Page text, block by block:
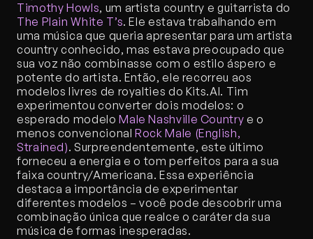
Timothy Howls
The Plain White T’s. Ele estava trabalhando em
uma música que queria apresentar para um artista
country conhecido, mas estava preocupado que
sua voz não combinasse com o estilo áspero e
potente do artista. Então, ele recorreu aos
modelos livres de royalties do Kits.AI. Tim
experimentou converter dois modelos: o
esperado modelo Male Nashville Country e o
menos convencional Rock Male (English,
Strained). Surpreendentemente, este último
forneceu a energia e o tom perfeitos para a sua
faixa country/Americana. Essa experiência
destaca a importância de experimentar
diferentes modelos – você pode descobrir uma
combinação única que realce o caráter da sua
música de formas inesperadas.